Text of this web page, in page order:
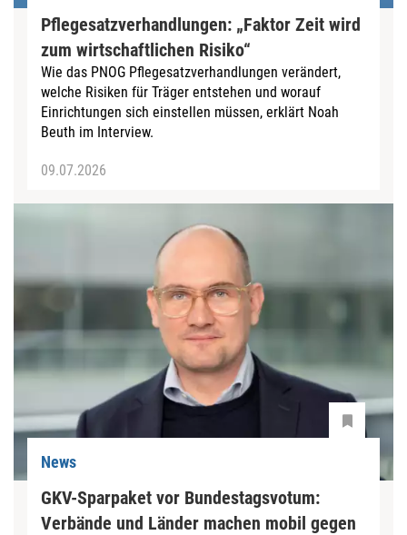
Pflegesatzverhandlungen: „Faktor Zeit wird
zum wirtschaftlichen Risiko“
Wie das PNOG Pflegesatzverhandlungen verändert,
welche Risiken für Träger entstehen und worauf
Einrichtungen sich einstellen müssen, erklärt Noah
Beuth im Interview.
09.07.2026
News
GKV-Sparpaket vor Bundestagsvotum:
Verbände und Länder machen mobil gegen